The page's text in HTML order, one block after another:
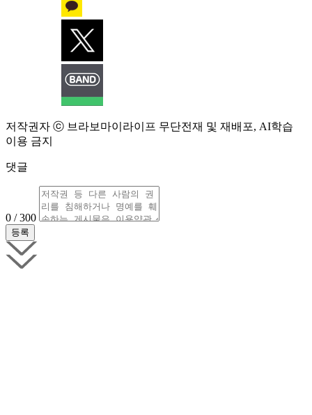
저작권자 ⓒ 브라보마이라이프 무단전재 및 재배포, AI학습
이용 금지
댓글
0 / 300